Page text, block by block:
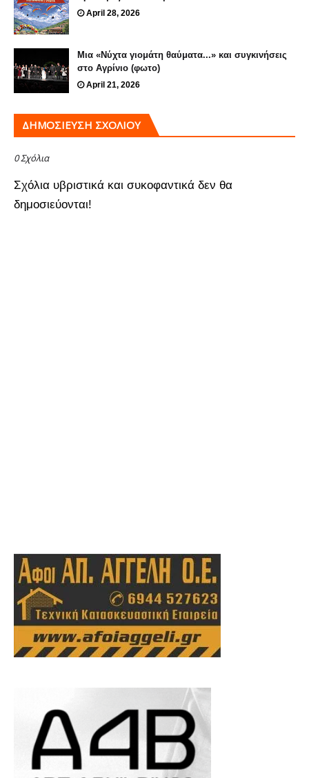
April 28, 2026
Μια «Νύχτα γιομάτη θαύματα...» και συγκινήσεις
στο Αγρίνιο (φωτο)
April 21, 2026
ΔΗΜΟΣΊΕΥΣΗ ΣΧΟΛΊΟΥ
0 Σχόλια
Σχόλια υβριστικά και συκοφαντικά δεν θα
δημοσιεύονται!